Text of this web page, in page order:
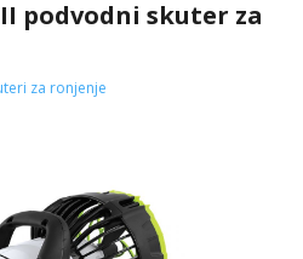
podvodni skuter za
za ronjenje